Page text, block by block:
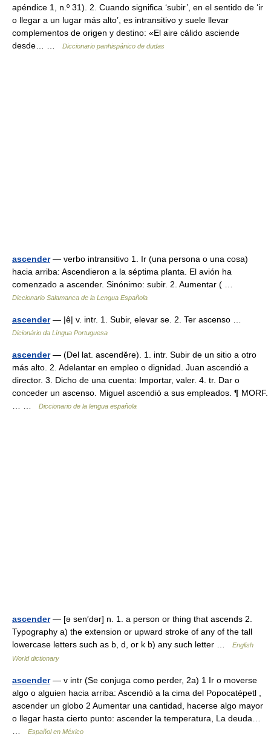
apéndice 1, n.º 31). 2. Cuando significa ‘subir’, en el sentido de ‘ir
o llegar a un lugar más alto’, es intransitivo y suele llevar
complementos de origen y destino: «El aire cálido asciende
desde… …
Diccionario panhispánico de dudas
ascender— verbo intransitivo 1. Ir (una persona o una cosa)
hacia arriba: Ascendieron a la séptima planta. El avión ha
comenzado a ascender. Sinónimo: subir. 2. Aumentar ( …
Diccionario Salamanca de la Lengua Española
ascender— |ê| v. intr. 1. Subir, elevar se. 2. Ter ascenso …
Dicionário da Língua Portuguesa
ascender— (Del lat. ascendĕre). 1. intr. Subir de un sitio a otro
más alto. 2. Adelantar en empleo o dignidad. Juan ascendió a
director. 3. Dicho de una cuenta: Importar, valer. 4. tr. Dar o
conceder un ascenso. Miguel ascendió a sus empleados. ¶ MORF.
Diccionario de la lengua española
ascender— [ə sen′dər] n. 1. a person or thing that ascends 2.
Typography a) the extension or upward stroke of any of the tall
lowercase letters such as b, d, or k b) any such letter …
English
World dictionary
ascender— v intr (Se conjuga como perder, 2a) 1 Ir o moverse
algo o alguien hacia arriba: Ascendió a la cima del Popocatépetl ,
ascender un globo 2 Aumentar una cantidad, hacerse algo mayor
o llegar hasta cierto punto: ascender la temperatura, La deuda…
Español en México